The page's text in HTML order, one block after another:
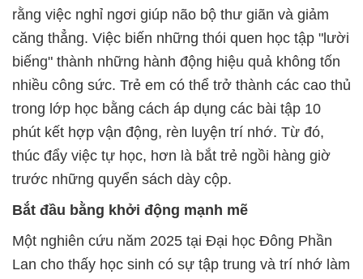
rằng việc nghỉ ngơi giúp não bộ thư giãn và giảm
căng thẳng. Việc biến những thói quen học tập "lười
biếng" thành những hành động hiệu quả không tốn
nhiều công sức. Trẻ em có thể trở thành các cao thủ
trong lớp học bằng cách áp dụng các bài tập 10
phút kết hợp vận động, rèn luyện trí nhớ. Từ đó,
thúc đẩy việc tự học, hơn là bắt trẻ ngồi hàng giờ
trước những quyển sách dày cộp.
Bắt đầu bằng khởi động mạnh mẽ
Một nghiên cứu năm 2025 tại Đại học Đông Phần
Lan cho thấy học sinh có sự tập trung và trí nhớ làm